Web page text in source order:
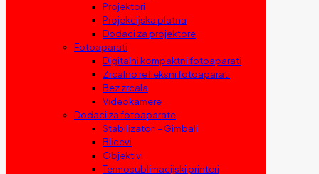
Projektori
Projekcijska platna
Dodaci za projektore
Fotoaparati
Digitalni kompaktni fotoaparati
Zrcalno refleksni fotoaparati
Bez zrcala
Videokamere
Dodaci za fotoaparate
Stabilizatori – Gimbali
Blicevi
Objektivi
Termosublimacijski printeri